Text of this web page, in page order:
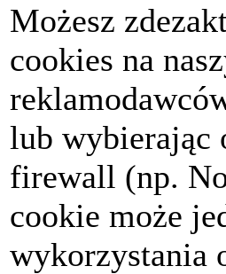
Możesz
cookies na
lub wybierając
firewall (np.
cookie może
wykorzystania